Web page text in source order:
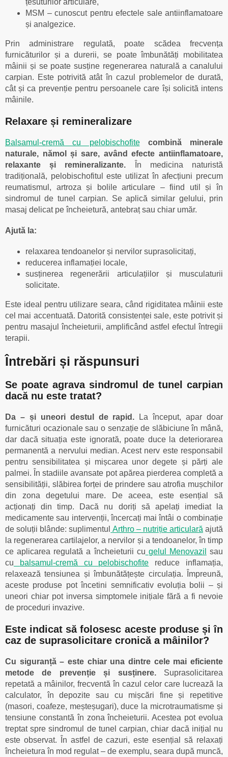
țesuturilor articulare,
MSM – cunoscut pentru efectele sale antiinflamatoare
și analgezice.
Prin administrare regulată, poate scădea frecvența
furnicăturilor și a durerii, se poate îmbunătăți mobilitatea
mâinii și se poate susține regenerarea naturală a canalului
carpian. Este potrivită atât în cazul problemelor de durată,
cât și ca prevenție pentru persoanele care își solicită intens
mâinile.
Relaxare și remineralizare
Balsamul-cremă cu pelobischofite
combină minerale
naturale, nămol și sare, având efecte antiinflamatoare,
relaxante și remineralizante.
În medicina naturistă
tradițională, pelobischofitul este utilizat în afecțiuni precum
reumatismul, artroza și bolile articulare – fiind util și în
sindromul de tunel carpian. Se aplică similar gelului, prin
masaj delicat pe încheietură, antebraț sau chiar umăr.
Ajută la:
relaxarea tendoanelor și nervilor suprasolicitați,
reducerea inflamației locale,
susținerea regenerării articulațiilor și musculaturii
solicitate.
Este ideal pentru utilizare seara, când rigiditatea mâinii este
cel mai accentuată. Datorită consistenței sale, este potrivit și
pentru masajul încheieturii, amplificând astfel efectul întregii
terapii.
Întrebări și răspunsuri
Se poate agrava sindromul de tunel carpian
dacă nu este tratat?
Da – și uneori destul de rapid.
La început, apar doar
furnicături ocazionale sau o senzație de slăbiciune în mână,
dar dacă situația este ignorată, poate duce la deteriorarea
permanentă a nervului median. Acest nerv este responsabil
pentru sensibilitatea și mișcarea unor degete și părți ale
palmei. În stadiile avansate pot apărea pierderea completă a
sensibilității, slăbirea forței de prindere sau atrofia mușchilor
din zona degetului mare. De aceea, este esențial să
acționați din timp. Dacă nu doriți să apelați imediat la
medicamente sau intervenții, încercați mai întâi o combinație
de soluții blânde: suplimentul Arthro – nutriție articulară ajută
la regenerarea cartilajelor, a nervilor și a tendoanelor, în timp
ce aplicarea regulată a încheieturii cu gelul Menovazil
sau
cu
balsamul-cremă cu pelobischofite reduce inflamația,
relaxează tensiunea și îmbunătățește circulația. Împreună,
aceste produse pot încetini semnificativ evoluția bolii – și
uneori chiar pot inversa simptomele inițiale fără a fi nevoie
de proceduri invazive.
Este indicat să folosesc aceste produse și în
caz de suprasolicitare cronică a mâinilor?
Cu siguranță – este chiar una dintre cele mai eficiente
metode de prevenție și susținere. Suprasolicitarea
repetată a mâinilor, frecventă în cazul celor care lucrează la
calculator, în depozite sau cu mișcări fine și repetitive
(masori, coafeze, meșteșugari), duce la microtraumatisme și
tensiune constantă în zona încheieturii. Acestea pot evolua
treptat spre sindromul de tunel carpian, chiar dacă inițial nu
este observat. În astfel de cazuri, este esențial să relaxați
încheietura în mod regulat – de exemplu, seara după muncă,